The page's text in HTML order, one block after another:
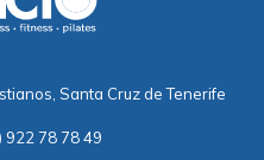
Santa Cruz de Tenerife
922 78 78 49